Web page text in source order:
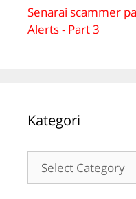
Senarai scammer
Alerts - Part 3
Kategori
Kategori